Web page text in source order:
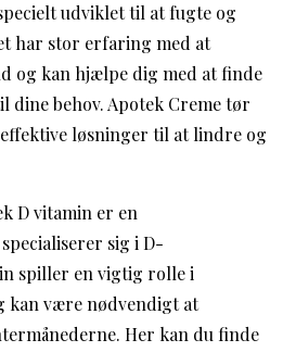
udviklet til at fugte og
har stor erfaring med at
og kan hjælpe dig med at finde
dine behov. Apotek Creme tør
løsninger til at lindre og
D vitamin er en
sig i D-
spiller en vigtig rolle i
kan være nødvendigt at
Her kan du finde